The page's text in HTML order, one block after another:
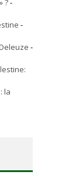
-
-
la